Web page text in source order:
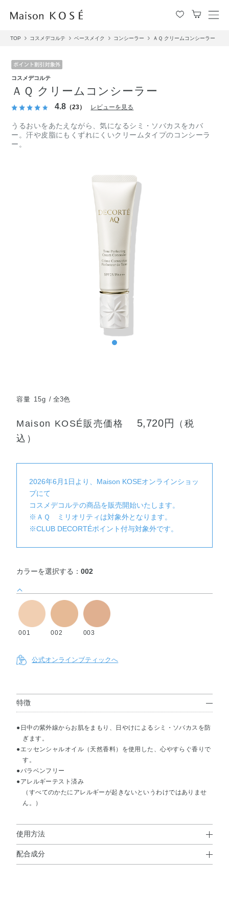
メ
ュ
TOP コスメデコルテ ベースメイク コンシーラー ＡＱ クリームコンシーラー
コスメデコルテ
ＡＱ クリームコンシーラー
4.8 （23） レビューを見る
うるおいをあたえながら、気になるシミ・ソバカスをカバ
ー。汗や皮脂にもくずれにくいクリームタイプのコンシーラ
ー。
容量 15g 全3色
Maison KOSÉ販売価格 5,720円
（税
込）
2026年6月1日より、Maison KOSEオンラインショッ
プにて
コスメデコルテの商品を販売開始いたします。
※ＡＱ ミリオリティは対象外となります。
※CLUB DECORTÉポイント付与対象外です。
カラーを選択する：002
001 002 003
公式オンラインブティックへ
特徴
●日中の紫外線からお肌をまもり、日やけによるシミ・ソバカスを防
ぎます。
●エッセンシャルオイル（天然香料）を使用した、心やすらぐ香りで
す。
●パラベンフリー
●アレルギーテスト済み
（すべてのかたにアレルギーが起きないというわけではありませ
ん。）
使用方法
使用方法
配合成分